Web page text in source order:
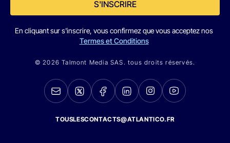
S'INSCRIRE
En cliquant sur s'inscrire, vous confirmez que vous acceptez nos
Termes et Conditions
© 2026 Talmont Media SAS. tous droits réservés.
TOUSLESCONTACTS@ATLANTICO.FR